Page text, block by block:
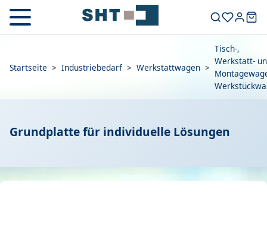
Startseite > Industriebedarf > Werkstattwagen >
Tisch-,
Werkstatt-
Grundplatte für individuelle Lösungen